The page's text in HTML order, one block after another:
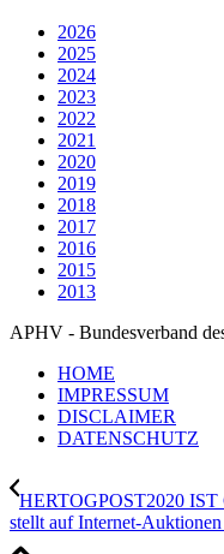
2026
2025
2024
2023
2022
2021
2020
2019
2018
2017
2016
2015
2013
APHV - Bundesverband
HOME
IMPRESSUM
DISCLAIMER
DATENSCHUTZ
HERTOGPOST2020
stellt auf Internet-